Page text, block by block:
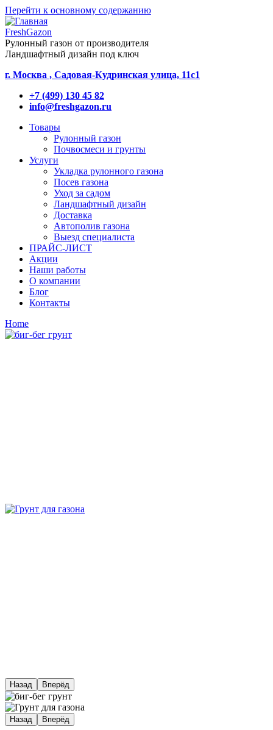
Перейти к основному содержанию
FreshGazon
Рулонный газон от производителя
Ландшафтный дизайн под ключ
г. Москва , Садовая-Кудринская улица, 11с1
+7 (499) 130 45 82
info@freshgazon.ru
Товары
Рулонный газон
Почвосмеси и грунты
Услуги
Укладка рулонного газона
Посев газона
Уход за садом
Ландшафтный дизайн
Доставка
Автополив газона
Выезд специалиста
ПРАЙС-ЛИСТ
Акции
Наши работы
О компании
Блог
Контакты
Home
Назад Вперёд
Назад Вперёд